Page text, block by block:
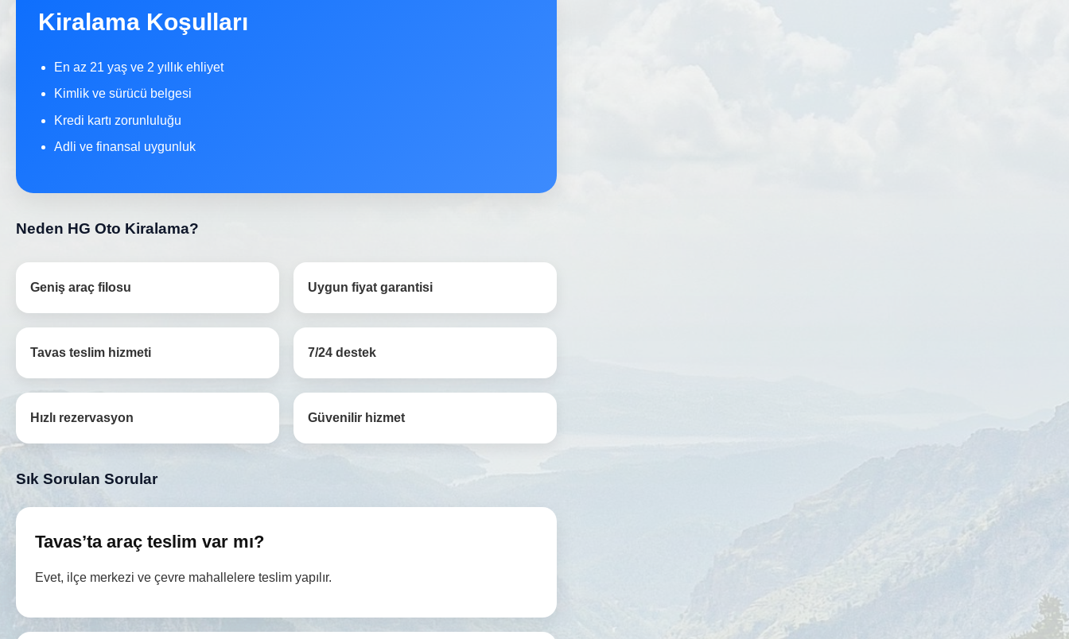
Kiralama Koşulları
En az 21 yaş ve 2 yıllık ehliyet
Kimlik ve sürücü belgesi
Kredi kartı zorunluluğu
Adli ve finansal uygunluk
Neden HG Oto Kiralama?
Geniş araç filosu Uygun fiyat garantisi
Tavas teslim hizmeti 7/24 destek
Hızlı rezervasyon Güvenilir hizmet
Sık Sorulan Sorular
Tavas’ta araç teslim var mı?
Evet, ilçe merkezi ve çevre mahallelere teslim yapılır.